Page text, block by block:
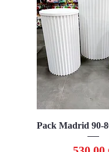
Pack Madrid 90-